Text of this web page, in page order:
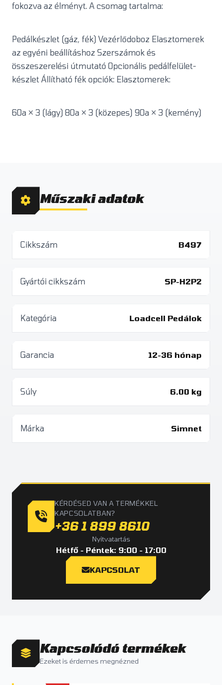
fokozva az élményt. A csomag tartalma:
Pedálkészlet (gáz, fék) Vezérlődoboz Elasztomerek
az egyéni beállításhoz Szerszámok és
összeszerelési útmutató Opcionális pedálfelület-
készlet Állítható fék opciók: Elasztomerek:
60a × 3 (lágy) 80a × 3 (közepes) 90a × 3 (kemény)
Műszaki adatok
Cikkszám B497
Gyártói cikkszám SP-H2P2
Kategória Loadcell Pedálok
Garancia 12-36 hónap
Súly 6.00 kg
Márka Simnet
KÉRDÉSED VAN A TERMÉKKEL
KAPCSOLATBAN?
+36 1 899 8610
Nyitvatartás
Hétfő - Péntek: 9:00 - 17:00
KAPCSOLAT
Kapcsolódó termékek
Ezeket is érdemes megnézned